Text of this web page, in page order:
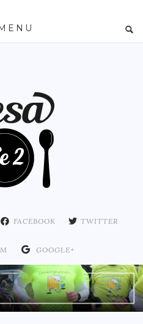
FACEBOOK TWITTER
GOOGLE+